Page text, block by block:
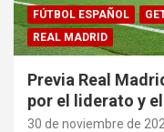
FÚTBOL ESPAÑOL
REAL MADRID
Previa Real
por el liderato y
30 de noviembre de